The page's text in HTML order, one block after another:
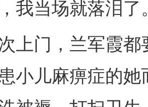
我当场就落泪了
门，兰军霞都
小儿麻痹症的